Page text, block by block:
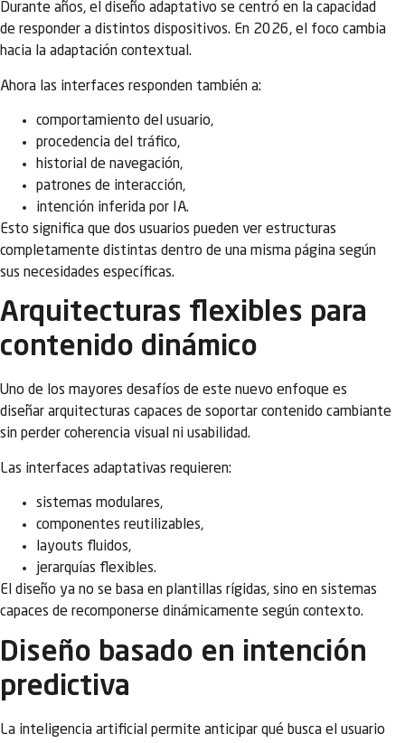
Durante años, el diseño adaptativo se centró en la capacidad
de responder a distintos dispositivos. En 2026, el foco cambia
hacia la adaptación contextual.
Ahora las interfaces responden también a:
comportamiento del usuario,
procedencia del tráfico,
historial de navegación,
patrones de interacción,
intención inferida por IA.
Esto significa que dos usuarios pueden ver estructuras
completamente distintas dentro de una misma página según
sus necesidades específicas.
Arquitecturas flexibles para
contenido dinámico
Uno de los mayores desafíos de este nuevo enfoque es
diseñar arquitecturas capaces de soportar contenido cambiante
sin perder coherencia visual ni usabilidad.
Las interfaces adaptativas requieren:
sistemas modulares,
componentes reutilizables,
layouts fluidos,
jerarquías flexibles.
El diseño ya no se basa en plantillas rígidas, sino en sistemas
capaces de recomponerse dinámicamente según contexto.
Diseño basado en intención
predictiva
La inteligencia artificial permite anticipar qué busca el usuario